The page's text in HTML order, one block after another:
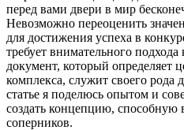
перед вами двери в мир
Невозможно переоценить
для достижения успеха в
требует внимательного
документ, который определяет
комплекса, служит своего рода
статье я поделюсь опытом и
создать концепцию, способную
соперников.